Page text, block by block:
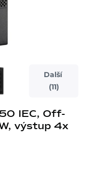
Další
(11)
IEC, Off-
výstup 4x